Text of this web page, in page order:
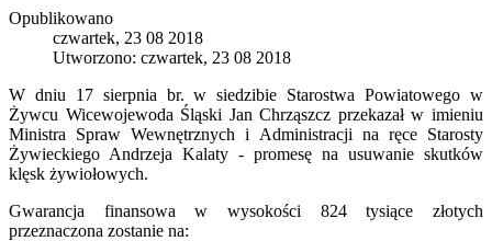
Opublikowano
czwartek, 23 08 2018
Utworzono: czwartek, 23 08 2018
W dniu 17 sierpnia br. w siedzibie Starostwa Powiatowego w
Żywcu Wicewojewoda Śląski Jan Chrząszcz przekazał w imieniu
Ministra Spraw Wewnętrznych i Administracji na ręce Starosty
Żywieckiego Andrzeja Kalaty - promesę na usuwanie skutków
klęsk żywiołowych.
Gwarancja finansowa w wysokości 824 tysiące złotych
przeznaczona zostanie na: